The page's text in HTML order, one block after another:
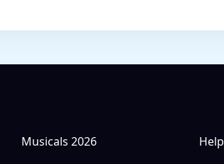
Musicals 2026 Help